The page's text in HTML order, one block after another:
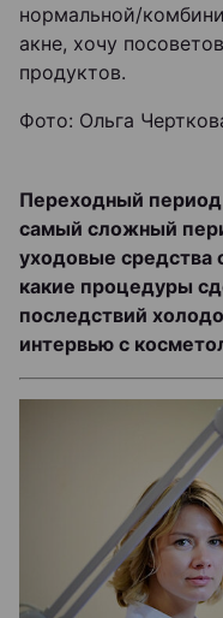
нормальной/
акне, хочу
продуктов.
Фото: Ольга
Переходный
самый сложный
уходовые средства
какие процедуры
последствий
интервью с